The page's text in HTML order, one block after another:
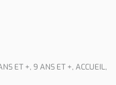
ET +, 9 ANS ET +, ACCUEIL,